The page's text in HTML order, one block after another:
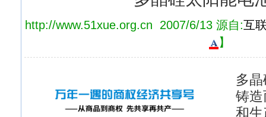
http://www.51xue.org.cn 2007/6/13 源自:互
】
多
铸
和